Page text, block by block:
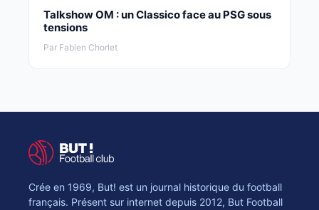
Talkshow OM : un Classico face au PSG sous
tensions
Par Fabien Chorlet
Crée en 1969, But! est un journal historique du football
français. Présent sur internet depuis 2012, But Football